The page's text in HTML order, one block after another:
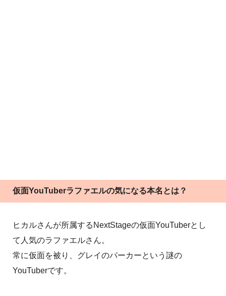
仮面YouTuberラファエルの気になる本名とは？
ヒカルさんが所属するNextStageの仮面YouTuberとし
て人気のラファエルさん。
常に仮面を被り、グレイのパーカーという謎の
YouTuberです。